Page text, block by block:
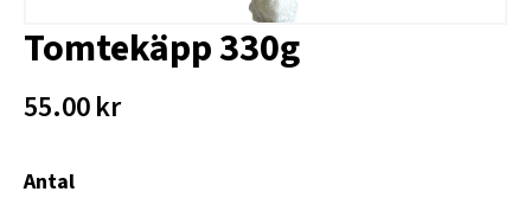
Tomtekäpp 330g
55.00kr
Antal